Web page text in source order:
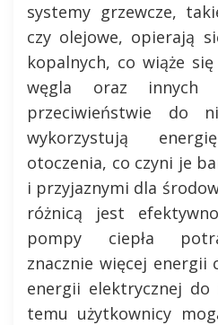
systemy grzewcze,
czy olejowe, opierają
kopalnych, co wiąże
węgla oraz innych
przeciwieństwie do
wykorzystują
otoczenia, co czyni je
i przyjaznymi dla
różnicą jest
pompy ciepła
znacznie więcej energii
energii elektrycznej do
temu użytkownicy